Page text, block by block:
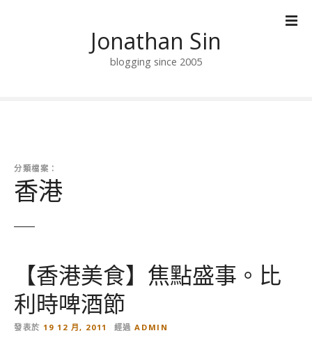
Jonathan Sin
blogging since 2005
分類檔案：
香港
【香港美食】焦點盛事。比
利時啤酒節
發表於 19 12 月, 2011 經過 ADMIN